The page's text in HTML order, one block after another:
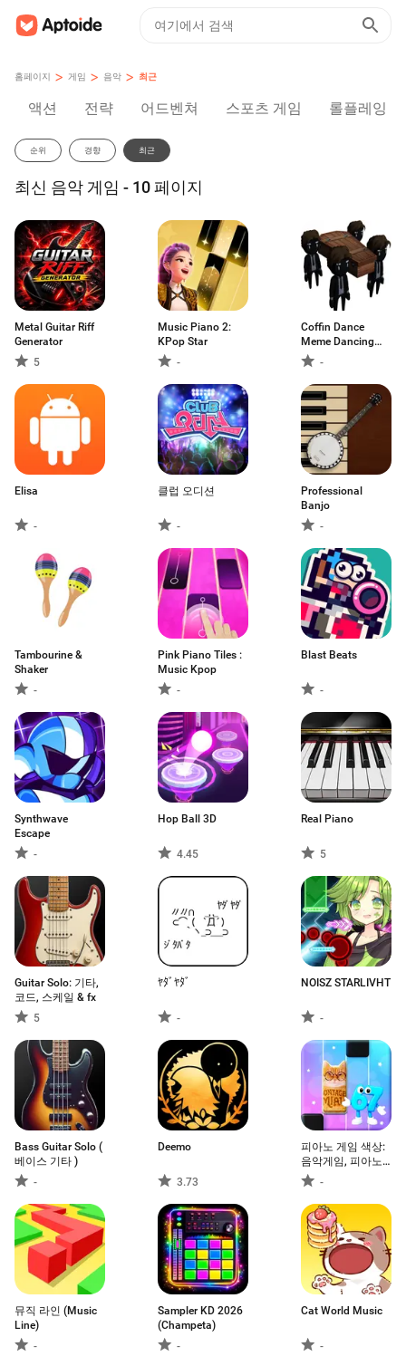
홈페이지 > 게임 > 음악 > 최근
액션 전략 어드벤쳐 스포츠 게임 롤플레잉
순위 경향 최근
최신 음악 게임 - 10 페이지
Metal Guitar Riff
Generator
5
Music Piano 2:
KPop Star
-
Coffin Dance
Meme Dancing
Game-
Elisa
-
클럽 오디션
-
Professional
Banjo
-
Tambourine &
Shaker
-
Pink Piano Tiles :
Music Kpop
-
Blast Beats
-
Synthwave
Escape
-
Hop Ball 3D
4.45
Real Piano
5
Guitar Solo: 기타,
코드, 스케일 & fx
5
ﾔﾀﾞﾔﾀﾞ
-
NOISZ STARLIVHT
-
Bass Guitar Solo (
베이스 기타 )
-
Deemo
3.73
피아노 게임 색상:
음악게임, 피아노
게임, 음악 피아노
-
뮤직 라인 (Music
Line)
-
Sampler KD 2026
(Champeta)
-
Cat World Music
-